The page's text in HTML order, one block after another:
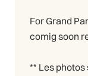
For Grand
comig soon
** Les